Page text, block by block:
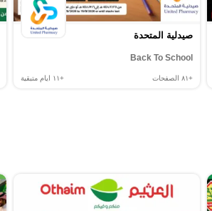
صيدلية المتحدة
Back To School
+٨١ الصفحات +١١ ايام متبقية